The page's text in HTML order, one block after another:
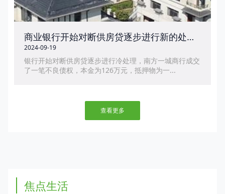
商业银行开始对断供房贷逐步进行新的处理方式
2024-09-19
银行开始对断供房贷逐步进行冷处理，南方一城商行成交
了一笔不良债权，本金为126万元，抵押物为一...
查看更多
焦点生活